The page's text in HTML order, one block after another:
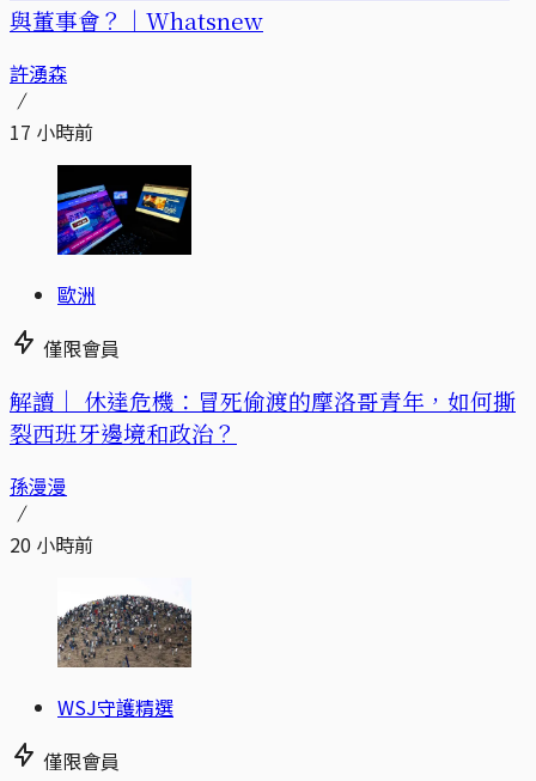
與董事會？｜Whatsnew
許湧森
17 小時前
歐洲
僅限會員
解讀｜ 休達危機：冒死偷渡的摩洛哥青年，如何撕
裂西班牙邊境和政治？
孫漫漫
20 小時前
WSJ守護精選
僅限會員